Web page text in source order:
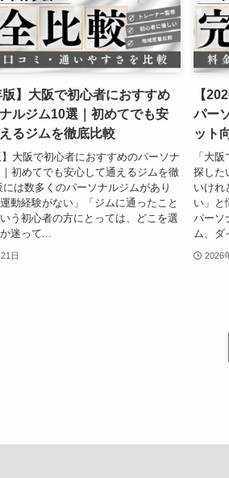
版】大阪で初心者におすすめ
ルジム10選｜初めてでも安
るジムを徹底比較
】大阪で初心者におすすめのパーソナ
初めてでも安心して通えるジムを徹
には数多くのパーソナルジムがあり
動経験がない」「ジムに通ったこと
う初心者の方にとっては、どこを選
迷って...
日
【
パー
ット
「大
探した
いけれ
い」と
パーソ
ム、ダ
2026